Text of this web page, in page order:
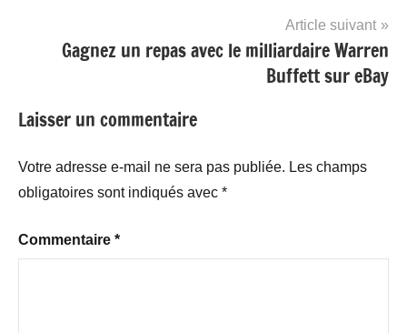
Article suivant
Gagnez un repas avec le milliardaire Warren
Buffett sur eBay
Laisser un commentaire
Votre adresse e-mail ne sera pas publiée. Les champs
obligatoires sont indiqués avec *
Commentaire *